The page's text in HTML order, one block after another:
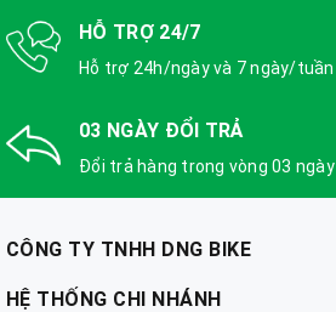
HỖ TRỢ 24/7
Hỗ trợ 24h/ngày và 7 ngày/tuần
03 NGÀY ĐỔI TRẢ
Đổi trả hàng trong vòng 03 ngày
CÔNG TY TNHH DNG BIKE
HỆ THỐNG CHI NHÁNH